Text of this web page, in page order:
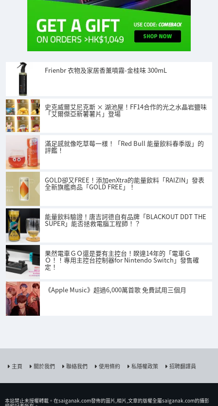
Frienbr 衣物及家居香薰噴霧-金桂味 300mL
史克威爾艾尼克斯 × 湖池屋！FF14合作的光之水晶岩鹽味
「艾爾傑亞新薯薯片」登場
滿足感就像吃草莓一樣！「Red Bull 能量飲料春季版」的
評鑑！
GOLD卻又FREE！添加enXtra的能量飲料「RAIZIN」發表
全新旗艦商品「GOLD FREE」！
能量飲料驗證！唐吉訶德自有品牌「BLACKOUT DDT THE
SUPER」能否拯救電腦工程師！？
果然電車ＧＯ還是要有主控台！睽違14年的「電車Ｇ
Ｏ！！專用主控台控制器for Nintendo Switch」發售確
定！
《Apple Music》超過6,000萬首歌 免費試用三個月
主頁 關於我們 聯絡我們 使用條約 私隱權政策 招聘翻譯員
本站禁止未授權𨍭載。在saiganak.com發佈的圖片,相片,文章的版權全屬saiganak.com的攝影